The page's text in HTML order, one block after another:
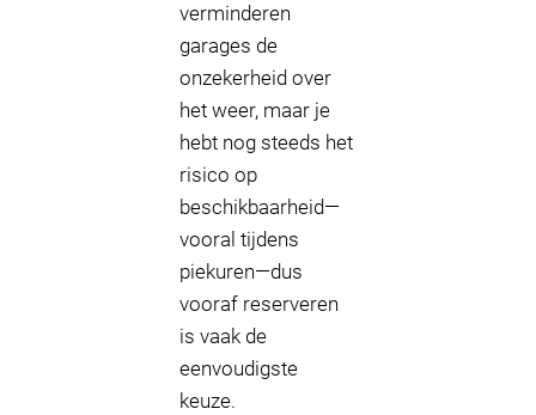
verminderen
garages de
onzekerheid over
het weer, maar je
hebt nog steeds het
risico op
beschikbaarheid—
vooral tijdens
piekuren—dus
vooraf reserveren
is vaak de
eenvoudigste
keuze.